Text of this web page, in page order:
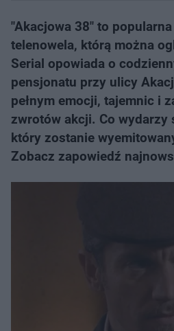
"Akacjowa 38" to
telenowela, którą można
Serial opowiada o
pensjonatu przy ulicy
pełnym emocji, tajemnic i
zwrotów akcji. Co wydarzy
który zostanie
Zobacz zapowiedź